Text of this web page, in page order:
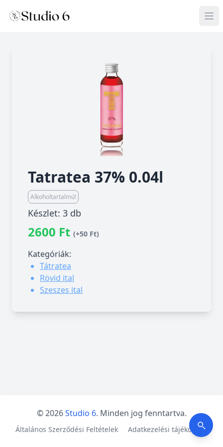
Tatratea 37% 0.04l
Alkoholtartalmú!
Készlet: 3 db
2600 Ft (+50 Ft)
Kategóriák:
Tátratea
Rövid ital
Szeszes ital
© 2026Studio 6. Minden jog fenntartva.
Általános Szerződési Feltételek Adatkezelési tájékoztató